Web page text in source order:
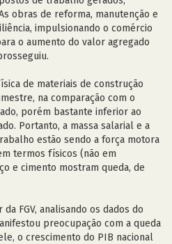
obras de reforma, manutenção e
impulsionando o comércio
o aumento do valor agregado
de materiais de construção
na comparação com o
porém bastante inferior ao
Portanto, a massa salarial e a
estão sendo a força motora
termos físicos (não em
e cimento mostram queda, de
FGV, analisando os dados do
preocupação com a queda
o crescimento do PIB nacional